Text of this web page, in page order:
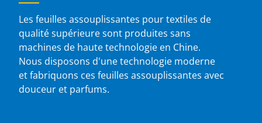
Les feuilles assouplissantes pour textiles de
qualité supérieure sont produites sans
machines de haute technologie en Chine.
Nous disposons d'une technologie moderne
et fabriquons ces feuilles assouplissantes avec
douceur et parfums.